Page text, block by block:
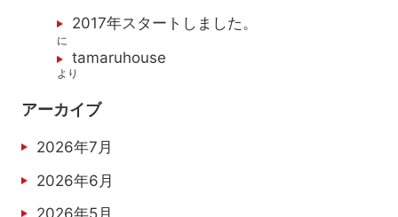
2017年スタートしました。
に
tamaruhouse
より
アーカイブ
2026年7月
2026年6月
2026年5月